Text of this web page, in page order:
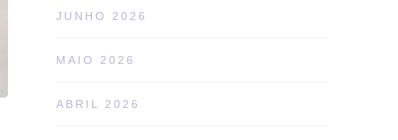
JUNHO 2026
MAIO 2026
ABRIL 2026